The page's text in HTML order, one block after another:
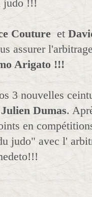
judo !!!
Couture et
assurer
Arigato !!!
3 nouvelles
Dumas.
en
judo" avec l'